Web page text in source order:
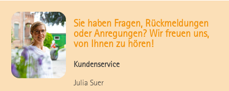
Sie haben Fragen, Rückmeldungen
oder Anregungen? Wir freuen uns,
von Ihnen zu hören!
Kundenservice
Julia Suer